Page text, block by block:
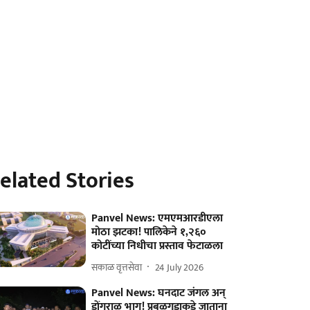
Stories
Panvel News: एमएमआरडीएला
मोठा झटका! पालिकेने १,२६०
कोटींच्या निधीचा प्रस्ताव फेटाळला
सकाळ वृत्तसेवा 24 July 2026
Panvel News: घनदाट जंगल अन्